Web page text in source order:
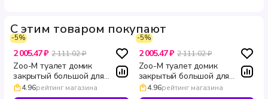
С этим товаром покупают
-5%
2 005.47 ₽ 2 111.02 ₽
Zoo-M туалет домик
закрытый большой для
кошек с дверцей
полипропилен светло серый
4.96рейтинг магазина
-5%
2 005.47 ₽ 2 111.02 ₽
Zoo-M туалет домик
закрытый большой для
кошек из полипропилена
бирюзово серый ZOOM 57 ×
4.96рейтинг магазина